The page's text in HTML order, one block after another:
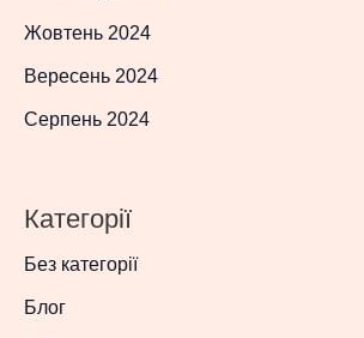
Жовтень 2024
Вересень 2024
Серпень 2024
Категорії
Без категорії
Блог